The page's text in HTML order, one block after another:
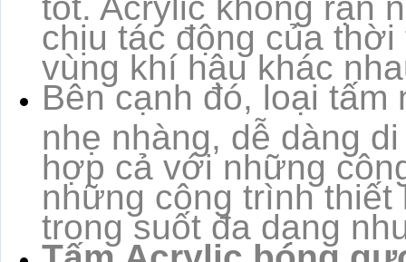
chịu tác động của
vùng khí hậu khác
Bên cạnh đó, loại
nhẹ nhàng, dễ dàng
hợp cả với những
những công trình thiết
trong suốt đa dạng